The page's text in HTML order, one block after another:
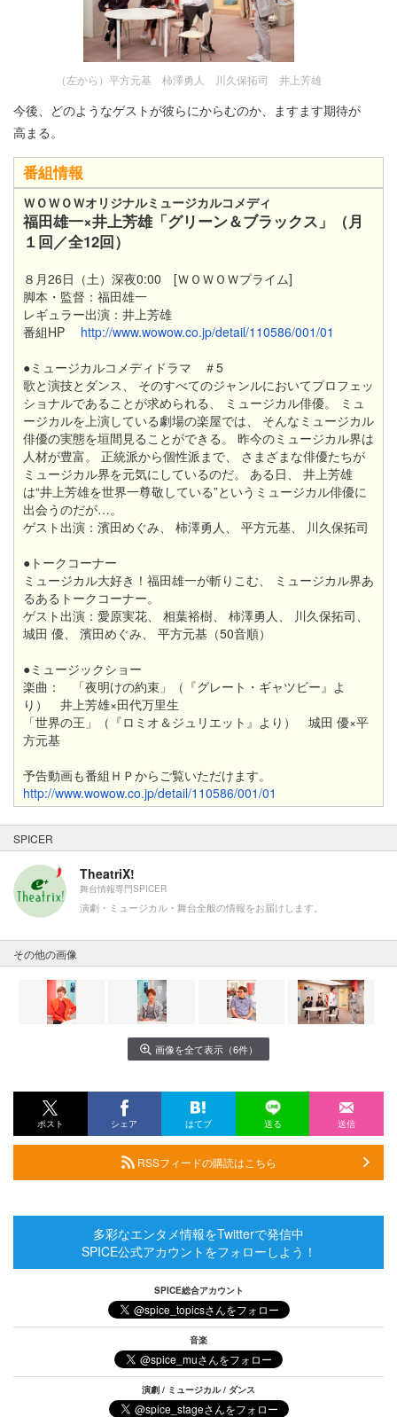
（左から）平方元基 柿澤勇人 川久保拓司 井上芳雄
今後、どのようなゲストが彼らにからむのか、ますます期待が
高まる。
番組情報
ＷＯＷＯＷオリジナルミュージカルコメディ
福田雄一×井上芳雄「グリーン＆ブラックス」（月
１回／全12回）
８月26日（土）深夜0:00 [ＷＯＷＯＷプライム]
脚本・監督：福田雄一
レギュラー出演：井上芳雄
番組HP
http://www.wowow.co.jp/detail/110586/001/01
●ミュージカルコメディドラマ ＃5
歌と演技とダンス、 そのすべてのジャンルにおいてプロフェッ
ショナルであることが求められる、 ミュージカル俳優。 ミュ
ージカルを上演している劇場の楽屋では、 そんなミュージカル
俳優の実態を垣間見ることができる。 昨今のミュージカル界は
人材が豊富。 正統派から個性派まで、 さまざまな俳優たちが
ミュージカル界を元気にしているのだ。 ある日、 井上芳雄
は“井上芳雄を世界一尊敬している”というミュージカル俳優に
出会うのだが…。
ゲスト出演：濱田めぐみ、 柿澤勇人、 平方元基、 川久保拓司
●トークコーナー
ミュージカル大好き！福田雄一が斬りこむ、 ミュージカル界あ
るあるトークコーナー。
ゲスト出演：愛原実花、 相葉裕樹、 柿澤勇人、 川久保拓司、
城田 優、 濱田めぐみ、 平方元基（50音順）
●ミュージックショー
楽曲： 「夜明けの約束」（『グレート・ギャツビー』よ
り） 井上芳雄×田代万里生
「世界の王」（『ロミオ＆ジュリエット』より） 城田 優×平
方元基
予告動画も番組ＨＰからご覧いただけます。
http://www.wowow.co.jp/detail/110586/001/01
SPICER
TheatriX!
舞台情報専門SPICER
演劇・ミュージカル・舞台全般の情報をお届けします。
その他の画像
画像を全て表示（6件）
ポスト シェア はてブ 送る 送信
RSSフィードの購読はこちら
多彩なエンタメ情報をTwitterで発信中
SPICE公式アカウントをフォローしよう！
SPICE総合アカウント
音楽
演劇 / ミュージカル / ダンス